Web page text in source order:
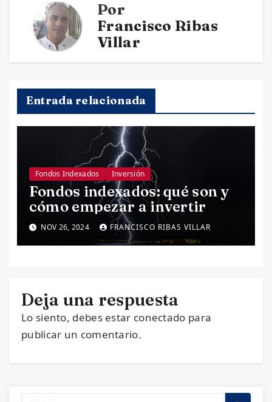
Por
Francisco Ribas
Villar
Entrada relacionada
Fondos Indexados Inversión
Fondos indexados: qué son y
cómo empezar a invertir
NOV 26, 2024 FRANCISCO RIBAS VILLAR
Deja una respuesta
Lo siento, debes estar conectado para
publicar un comentario.